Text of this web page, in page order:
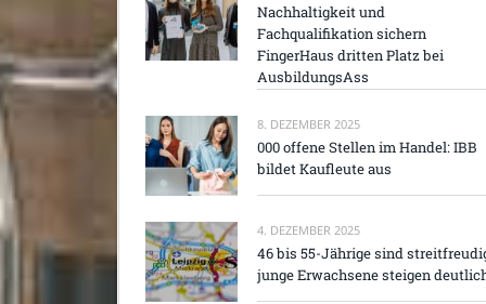
Nachhaltigkeit und
Fachqualifikation sichern
FingerHaus dritten Platz bei
AusbildungsAss
8. DEZEMBER 2025
000 offene Stellen im Handel: IBB
bildet Kaufleute aus
4. DEZEMBER 2025
46 bis 55-Jährige sind
junge Erwachsene steigen